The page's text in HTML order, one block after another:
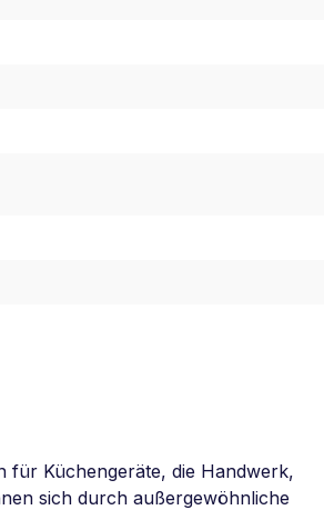
für Küchengeräte, die Handwerk,
sich durch außergewöhnliche